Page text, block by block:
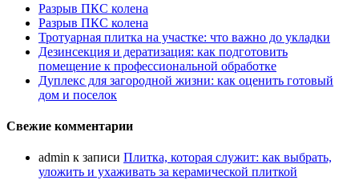
Разрыв ПКС колена
Разрыв ПКС колена
Тротуарная плитка на участке: что важно до укладки
Дезинсекция и дератизация: как подготовить
помещение к профессиональной обработке
Дуплекс для загородной жизни: как оценить готовый
дом и поселок
Свежие комментарии
admin к записи Плитка, которая служит: как выбрать,
уложить и ухаживать за керамической плиткой